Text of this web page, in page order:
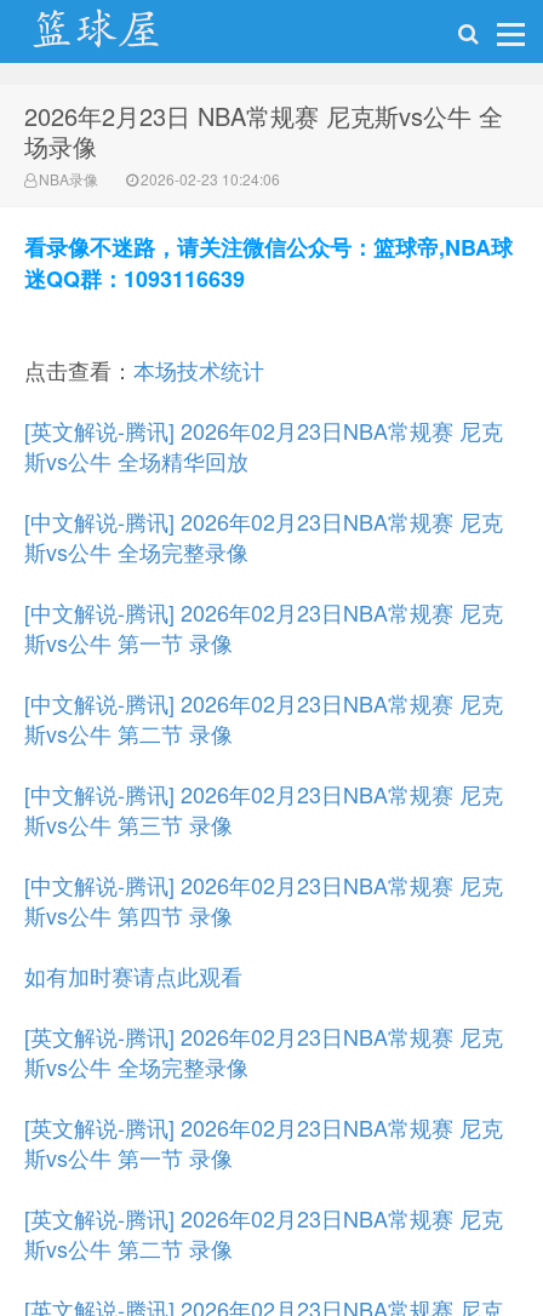
NBA录像网
2026年2月23日 NBA常规赛 尼克斯vs公牛 全
场录像
NBA录像 2026-02-23 10:24:06
看录像不迷路，请关注微信公众号：篮球帝,NBA球
迷QQ群：1093116639
点击查看： 本场技术统计
[英文解说-腾讯] 2026年02月23日NBA常规赛 尼克
斯vs公牛 全场精华回放
[中文解说-腾讯] 2026年02月23日NBA常规赛 尼克
斯vs公牛 全场完整录像
[中文解说-腾讯] 2026年02月23日NBA常规赛 尼克
斯vs公牛 第一节 录像
[中文解说-腾讯] 2026年02月23日NBA常规赛 尼克
斯vs公牛 第二节 录像
[中文解说-腾讯] 2026年02月23日NBA常规赛 尼克
斯vs公牛 第三节 录像
[中文解说-腾讯] 2026年02月23日NBA常规赛 尼克
斯vs公牛 第四节 录像
如有加时赛请点此观看
[英文解说-腾讯] 2026年02月23日NBA常规赛 尼克
斯vs公牛 全场完整录像
[英文解说-腾讯] 2026年02月23日NBA常规赛 尼克
斯vs公牛 第一节 录像
[英文解说-腾讯] 2026年02月23日NBA常规赛 尼克
斯vs公牛 第二节 录像
[英文解说-腾讯] 2026年02月23日NBA常规赛 尼克